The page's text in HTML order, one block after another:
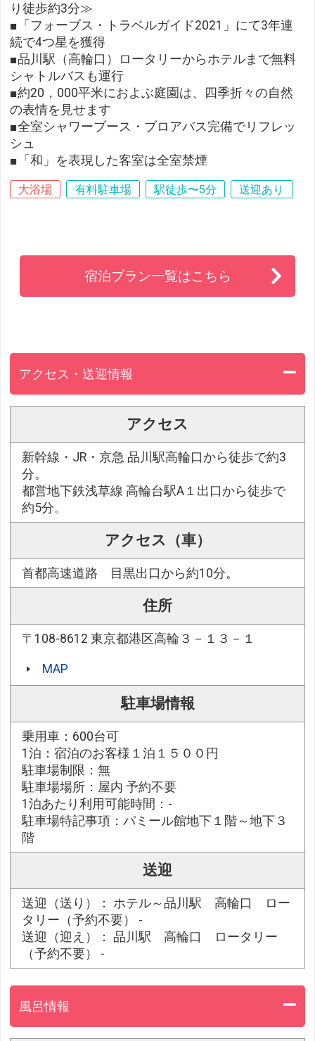
り徒歩約3分≫
■「フォーブス・トラベルガイド2021」にて3年連
続で4つ星を獲得
■品川駅（高輪口）ロータリーからホテルまで無料
シャトルバスも運行
■約20，000平米におよぶ庭園は、四季折々の自然
の表情を見せます
■全室シャワーブース・ブロアバス完備でリフレッ
シュ
■「和」を表現した客室は全室禁煙
大浴場 有料駐車場 駅徒歩〜5分 送迎あり
宿泊プラン一覧はこちら
アクセス・送迎情報
アクセス
新幹線・JR・京急 品川駅高輪口から徒歩で約3
分。
都営地下鉄浅草線 高輪台駅A１出口から徒歩で
約5分。
アクセス（車）
首都高速道路 目黒出口から約10分。
住所
〒108-8612 東京都港区高輪３－１３－１
MAP
駐車場情報
乗用車：600台可
1泊：宿泊のお客様１泊１５００円
駐車場制限：無
駐車場場所：屋内 予約不要
1泊あたり利用可能時間：-
駐車場特記事項：パミール館地下１階～地下３
階
送迎
送迎（送り）： ホテル～品川駅 高輪口 ロー
タリー（予約不要） -
送迎（迎え）： 品川駅 高輪口 ロータリー
（予約不要） -
風呂情報